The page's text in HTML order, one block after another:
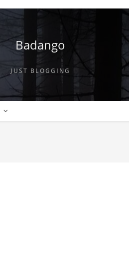
Badango
JUST BLOGGING